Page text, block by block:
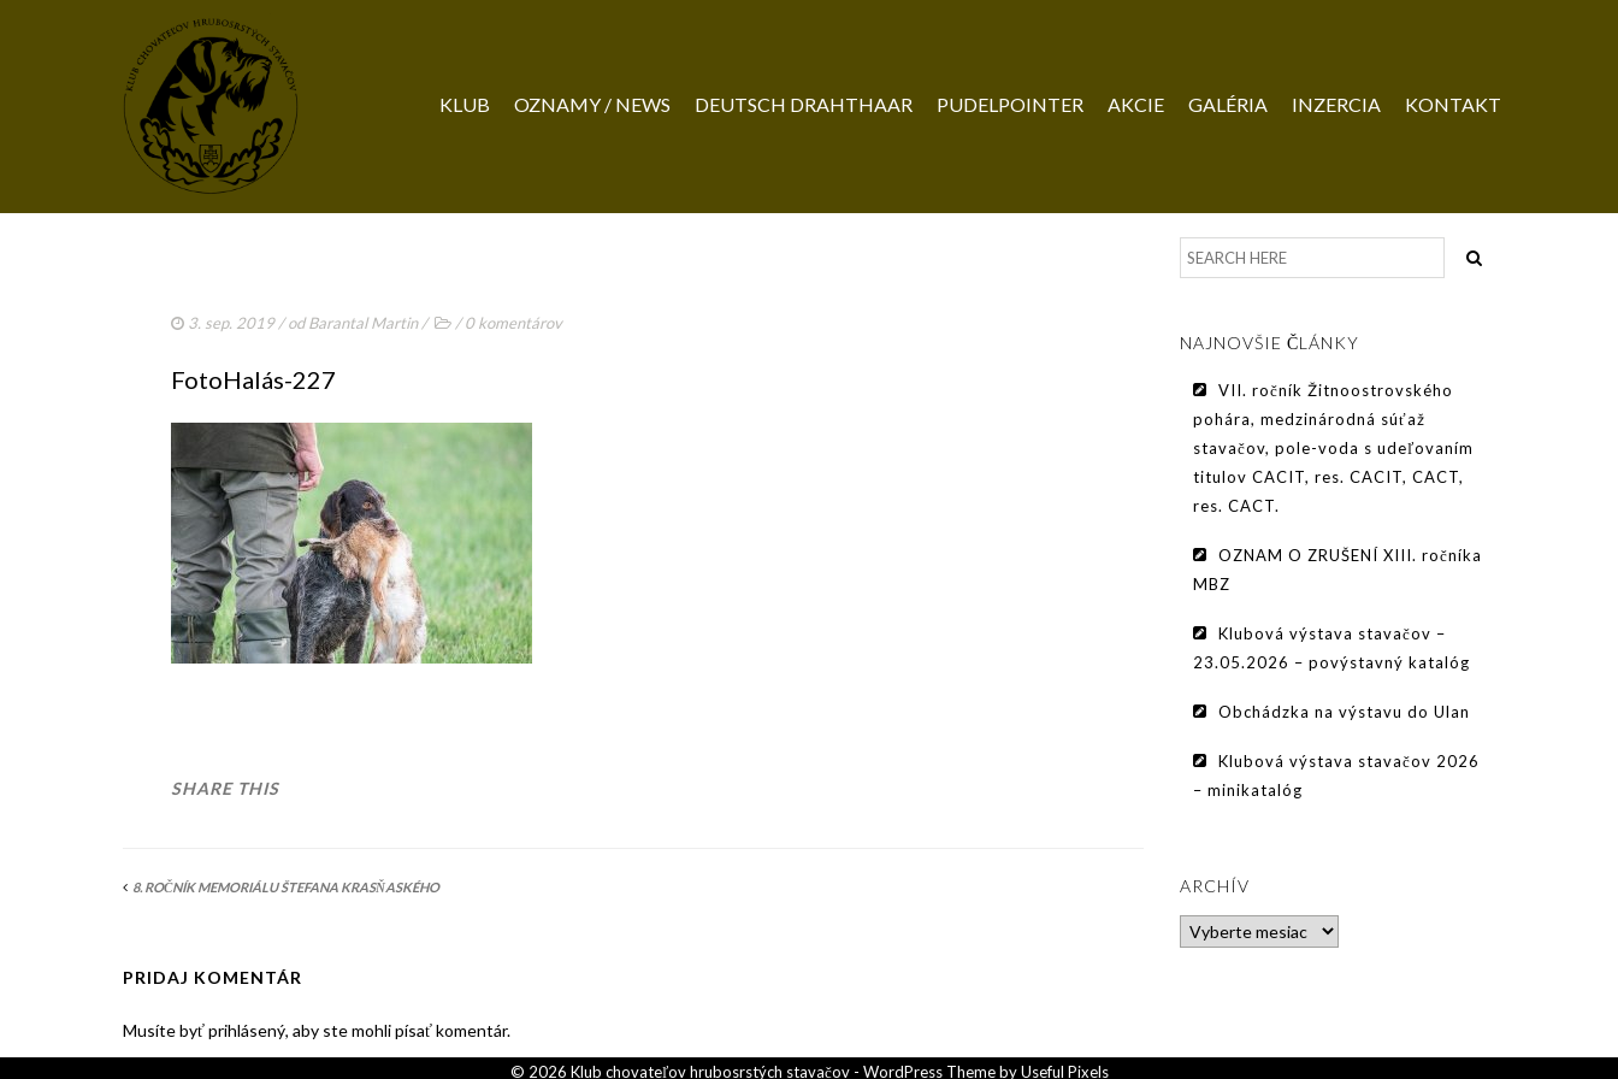
KLUB OZNAMY / NEWS DEUTSCH DRAHTHAAR PUDELPOINTER AKCIE GALÉRIA INZERCIA KONTAKT
3. sep. 2019/ odBarantal Martin/ /0 komentárov
FotoHalás-227
SHARE THIS
8. ROČNÍK MEMORIÁLU ŠTEFANA KRASŇASKÉHO
PRIDAJ KOMENTÁR
Musíte byť prihlásený, aby ste mohli písať komentár.
NAJNOVŠIE ČLÁNKY
VII. ročník Žitnoostrovského
pohára, medzinárodná súťaž
stavačov, pole-voda s udeľovaním
titulov CACIT, res. CACIT, CACT,
res. CACT.
OZNAM O ZRUŠENÍ XIII. ročníka
MBZ
Klubová výstava stavačov –
23.05.2026 – povýstavný katalóg
Obchádzka na výstavu do Ulan
Klubová výstava stavačov 2026
– minikatalóg
ARCHÍV
Archív
© 2026 Klub chovateľov hrubosrstých stavačov - WordPress Theme byUseful Pixels